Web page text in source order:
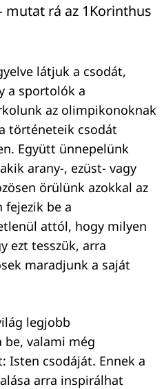
mutat rá az 1Korinthus
látjuk a csodát,
a sportolók a
az olimpikonoknak
történeteik csodát
Együtt ünnepelünk
arany-, ezüst- vagy
örülünk azokkal az
be a
attól, hogy milyen
ezt tesszük, arra
maradjunk a saját
legjobb
valami még
Isten csodáját. Ennek a
arra inspirálhat